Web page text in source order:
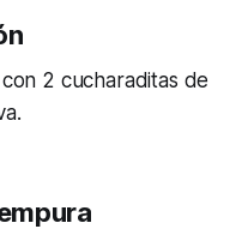
2 cucharaditas de